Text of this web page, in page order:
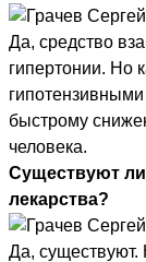
Да, средство
гипертонии. Но
быстрому
человека.
Существуют
лекарства?
Да, существуют.